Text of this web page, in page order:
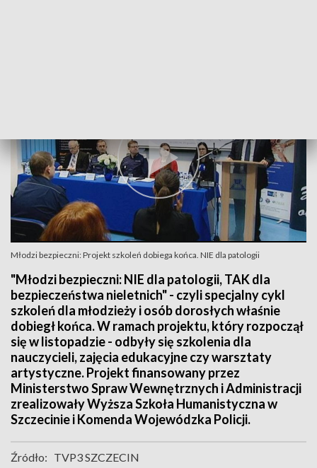
Młodzi bezpieczni: Projekt szkoleń dobiega końca. NIE dla patologii
"Młodzi bezpieczni: NIE dla patologii, TAK dla
bezpieczeństwa nieletnich" - czyli specjalny cykl
szkoleń dla młodzieży i osób dorosłych właśnie
dobiegł końca. W ramach projektu, który rozpoczął
się w listopadzie - odbyły się szkolenia dla
nauczycieli, zajęcia edukacyjne czy warsztaty
artystyczne. Projekt finansowany przez
Ministerstwo Spraw Wewnętrznych i Administracji
zrealizowały Wyższa Szkoła Humanistyczna w
Szczecinie i Komenda Wojewódzka Policji.
Źródło: TVP3 SZCZECIN